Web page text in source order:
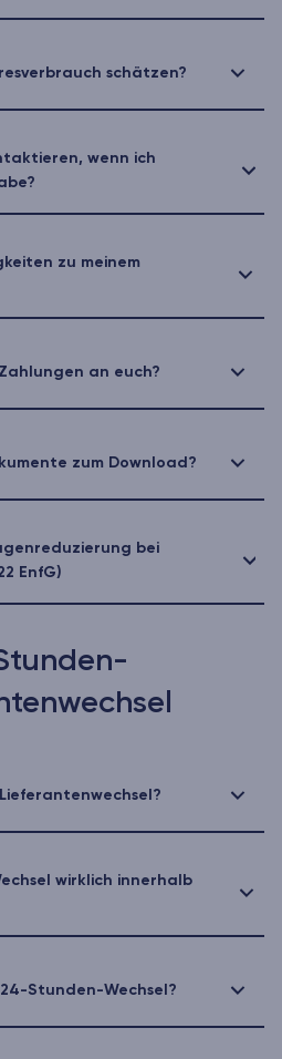
schätzen?
wenn ich
zu meinem
an euch?
zum Download?
bei
EnfG)
wirklich innerhalb
Stunden-Wechsel?